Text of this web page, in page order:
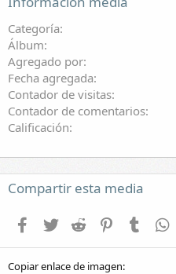
Categoría
Álbum
Agregado por
Fecha agregada
Contador de visitas
Contador de comentarios
Calificación
Compartir esta media
Facebook
Twitter Reddit PinterestTumblr
Copiar enlace de imagen